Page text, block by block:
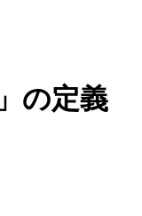
の定義